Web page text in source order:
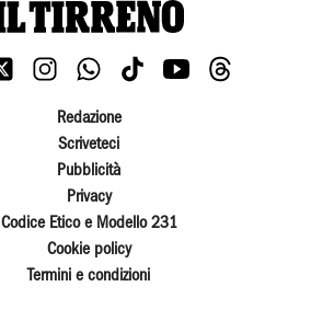
Redazione
Scriveteci
Pubblicità
Privacy
Codice Etico e Modello 231
Cookie policy
Termini e condizioni